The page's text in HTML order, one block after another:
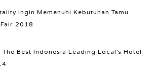
Ingin Memenuhi Kebutuhan Tamu
2018
Best Indonesia Leading Local's Hotel